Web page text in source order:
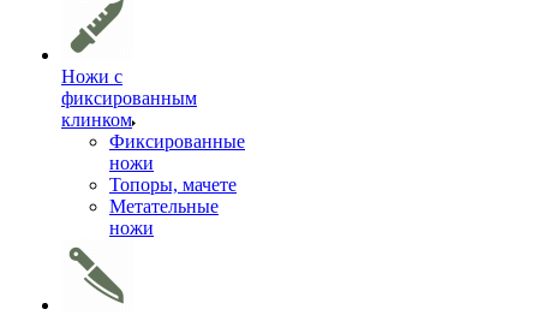
Ножи с
фиксированным
клинком
Фиксированные
ножи
Топоры, мачете
Метательные
ножи